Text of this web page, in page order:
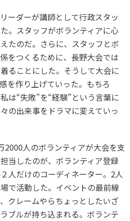
ーダーが講師として行政スタッ
。スタッフがボランティアに心
たのだ。さらに、スタッフとボ
をつくるために、長野大会では
ることにした。そうして大会に
を作り上げていった。もちろ
は“失敗”を“経験”という言葉に
の出来事をドラマに変えていっ
2000人のボランティアが大会を支
当したのが、ボランティア登録
人だけのコーディネーター。2人
で活動した。イベントの最前線
クレームやらちょっとしたいざ
ブルが持ち込まれる。ボランテ